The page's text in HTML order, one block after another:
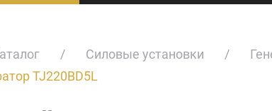
Силовые установки
TJ220BD5L